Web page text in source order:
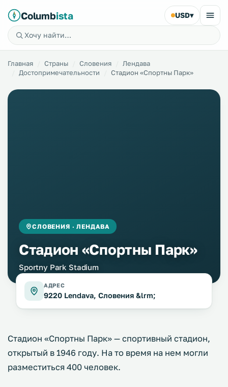
Columbista USD▾
Главная Страны Словения
Лендава
Достопримечательности
Стадион «Спортны Парк»
СЛОВЕНИЯ · ЛЕНДАВА
Стадион «Спортны Парк»
Sportny Park Stadium
АДРЕС
9220 Lendava, Словения &lrm;
Стадион «Спортны Парк» — спортивный стадион,
открытый в 1946 году. На то время на нем могли
разместиться 400 человек.